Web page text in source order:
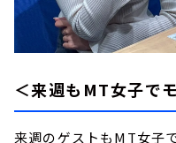
＜来週もMT女子で
来週のゲストもMT女子